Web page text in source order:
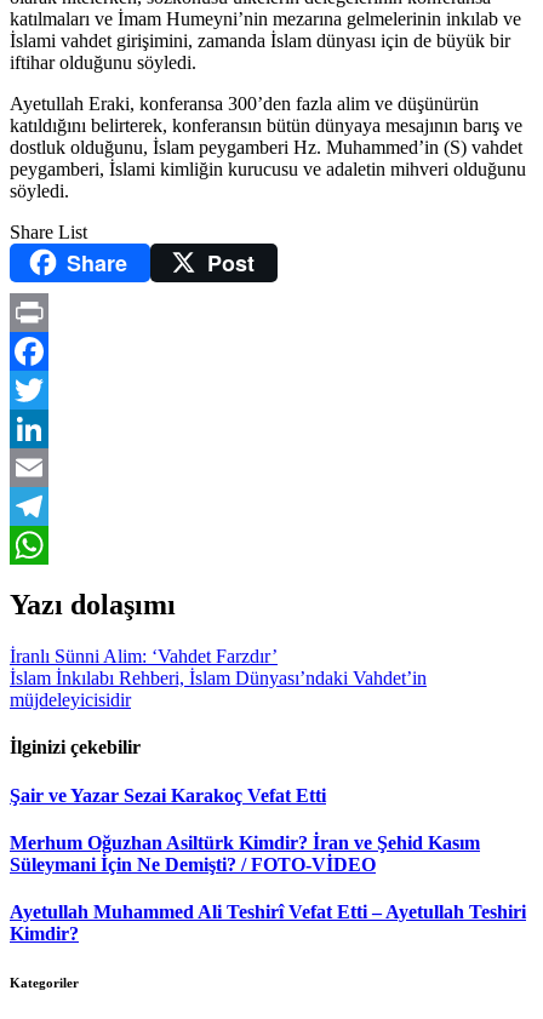
katılmaları ve İmam Humeyni’nin mezarına gelmelerinin inkılab ve
İslami vahdet girişimini, zamanda İslam dünyası için de büyük bir
iftihar olduğunu söyledi.
Ayetullah Eraki, konferansa 300’den fazla alim ve düşünürün
katıldığını belirterek, konferansın bütün dünyaya mesajının barış ve
dostluk olduğunu, İslam peygamberi Hz. Muhammed’in (S) vahdet
peygamberi, İslami kimliğin kurucusu ve adaletin mihveri olduğunu
söyledi.
Share List
Share Post
Print
Facebook
Twitter
LinkedIn
Email
Telegram
Yazı dolaşımı
İranlı Sünni Alim: ‘Vahdet Farzdır’
İslam İnkılabı Rehberi, İslam Dünyası’ndaki Vahdet’in
müjdeleyicisidir
İlginizi çekebilir
Şair ve Yazar Sezai Karakoç Vefat Etti
Merhum Oğuzhan Asiltürk Kimdir? İran ve Şehid Kasım
Süleymani İçin Ne Demişti? / FOTO-VİDEO
Ayetullah Muhammed Ali Teshirî Vefat Etti – Ayetullah Teshiri
Kimdir?
Kategoriler